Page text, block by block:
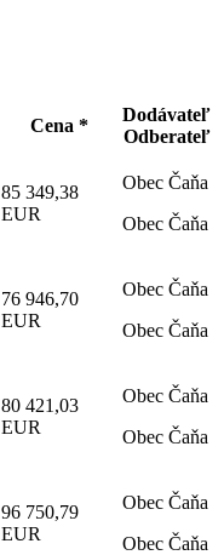
Cena *
Dodávateľ
Odberateľ
85 349,38
EUR
Obec Čaňa
Obec Čaňa
76 946,70
EUR
Obec Čaňa
Obec Čaňa
80 421,03
EUR
Obec Čaňa
Obec Čaňa
96 750,79
EUR
Obec Čaňa
Obec Čaňa